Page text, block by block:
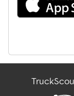
Fechadura
sobressalente. -
carga. Carroçaria
aos 185.000 km. -
Vallassina 6 - Tel.
Giuseppe, Davide.